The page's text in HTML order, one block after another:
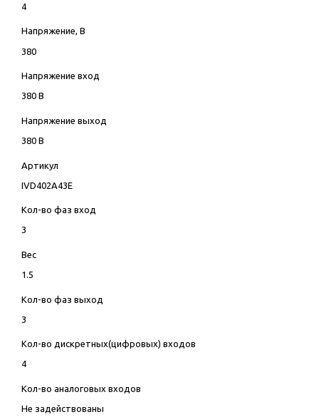
4
Напряжение, В
380
Напряжение вход
380 В
Напряжение выход
380 В
Артикул
IVD402A43E
Кол-во фаз вход
3
Вес
1.5
Кол-во фаз выход
3
Кол-во дискретных(цифровых) входов
4
Кол-во аналоговых входов
Не задействованы